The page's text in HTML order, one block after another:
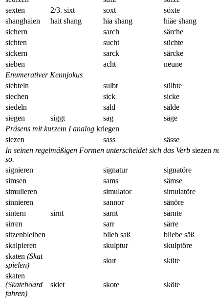
sexten
2/3. sixt soxt
söxte
shanghaien
hait shang hia shang
hiäe shang
sichern
sarch
särche
sichten
sucht
süchte
sickern
sarck
särcke
sieben
acht
neune
Enumerativer Kennjokus
siebteln
sulbt
sülbte
siechen
sick
sicke
siedeln
sald
sälde
siegen
siggt sag
säge
Präsens mit kurzem I analog kriegen
siezen
sass
sässe
In seinen regelmäßigen Formen unterscheidet sich das Verb siezen
so.
signieren
signatur
signatöre
simsen
sams
sämse
simulieren
simulator
simulatöre
sinnieren
sannor
sänöre
sintern
sirnt sarnt
särnte
sirren
sarr
särre
sitzenbleiben
blieb saß
bliebe säß
skalpieren
skulptur
skulptöre
skaten (Skat
spielen)
skut
sküte
skaten
(Skateboard
fahren)
skiet skote sköte